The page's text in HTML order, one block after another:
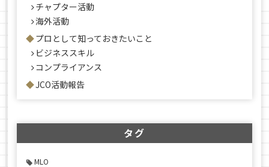
チャプター活動
海外活動
プロとして知っておきたいこと
ビジネススキル
コンプライアンス
JCO活動報告
タグ
MLO